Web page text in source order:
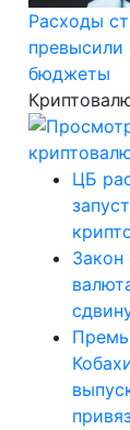
Расходы
бюджеты
ЦБ